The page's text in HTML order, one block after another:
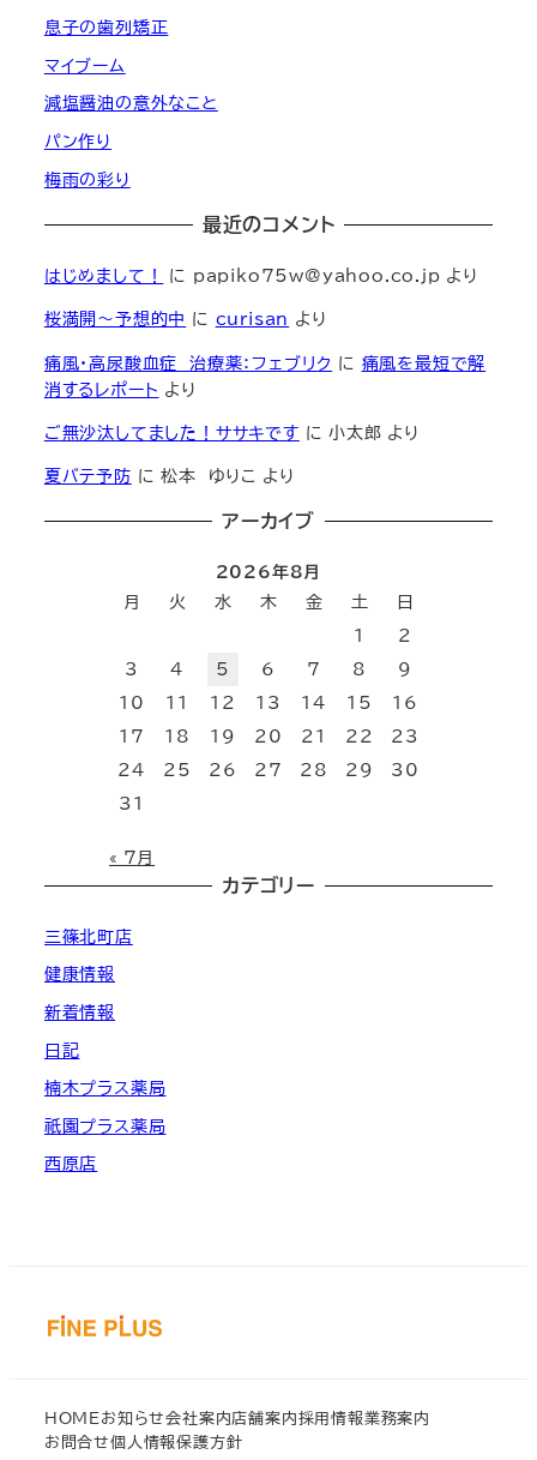
息子の歯列矯正
マイブーム
減塩醤油の意外なこと
パン作り
梅雨の彩り
最近のコメント
はじめまして！ に papiko75w@yahoo.co.jp より
桜満開～予想的中 に curisan より
痛風・高尿酸血症 治療薬：フェブリク に 痛風を最短で解
消するレポート より
ご無沙汰してました！ササキです に小太郎 より
夏バテ予防 に松本 ゆりこ より
アーカイブ
2026年8月
月
火 水 木 金 土
日
1
2
3
4 5 6 7 8
9
10
11 12 13 14 15
16
17
18 19 20 21 22
23
24
25 26 27 28 29
30
31
« 7月
カテゴリー
三篠北町店
健康情報
新着情報
日記
楠木プラス薬局
祇園プラス薬局
西原店
HOMEお知らせ会社案内店舗案内採用情報業務案内
お問合せ個人情報保護方針